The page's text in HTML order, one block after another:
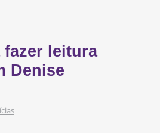
fazer leitura
Denise